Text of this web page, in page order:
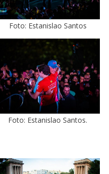
Foto: Estanislao Santos
Foto: Estanislao Santos.